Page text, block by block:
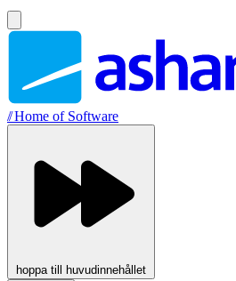
//Home of Software
hoppa till huvudinnehållet